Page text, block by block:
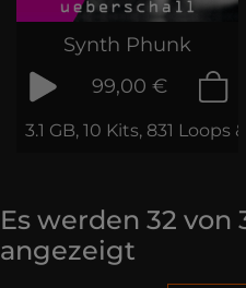
Synth Phunk
99,00 €
3.1 GB, 10 Kits, 831 Loops
Es werden 32 von
angezeigt